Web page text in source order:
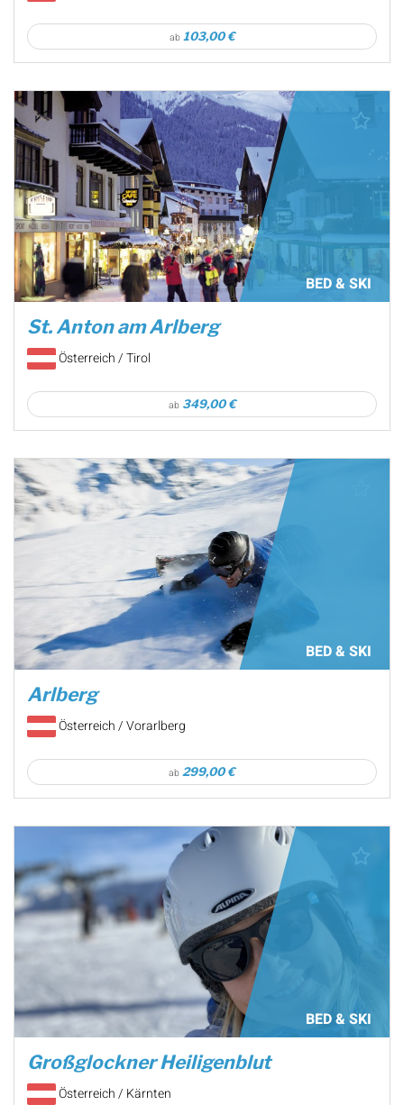
ab 103,00 €
BED & SKI
St. Anton am Arlberg
Österreich / Tirol
ab 349,00 €
BED & SKI
Arlberg
Österreich / Vorarlberg
ab 299,00 €
BED & SKI
Großglockner Heiligenblut
Österreich / Kärnten